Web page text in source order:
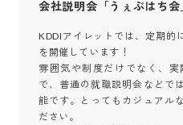
会社説明会「うぇぶはち会
KDDIアイレットでは、定期的
を開催しています！
雰囲気や制度だけでなく、
で、普通の就職説明会などで
能です。とってもカジュアル
ださい。